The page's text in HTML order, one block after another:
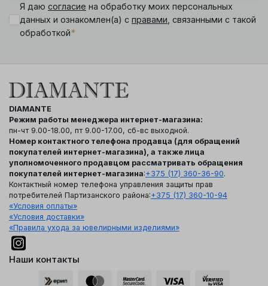
Я даю согласие на обработку моих персональных
данных и ознакомлен(а) с правами , связанными с такой
обработкой*
DIAMANTE
Режим работы менеджера интернет-магазина:
пн-чт 9.00-18.00, пт 9.00-17.00, сб-вс выходной.
Номер контактного телефона продавца (для обращений
покупателей интернет-магазина), а также лица
уполномоченного продавцом рассматривать обращения
покупателей интернет-магазина:+375 (17) 360-36-90.
Контактный номер телефона управления защиты прав
потребителей Партизанского района:+375 (17) 360-10-94
«Условия оплаты»
«Условия доставки»
«Правила ухода за ювелирными изделиями»
Наши контакты